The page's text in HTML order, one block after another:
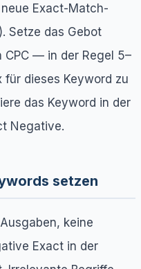
Exact-Match-
Setze das Gebot
CPC — in der Regel 5–
für dieses Keyword zu
das Keyword in der
Negative.
setzen
keine
Exact in der